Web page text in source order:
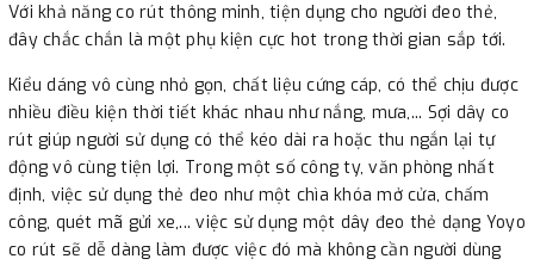
Với khả năng co rút thông minh, tiện dụng cho người đeo thẻ,
đây chắc chắn là một phụ kiện cực hot trong thời gian sắp tới.
Kiểu dáng vô cùng nhỏ gọn, chất liệu cứng cáp, có thể chịu được
nhiều điều kiện thời tiết khác nhau như nắng, mưa,... Sợi dây co
rút giúp người sử dụng có thể kéo dài ra hoặc thu ngắn lại tự
động vô cùng tiện lợi. Trong một số công ty, văn phòng nhất
định, việc sử dụng thẻ đeo như một chìa khóa mở cửa, chấm
công, quét mã gửi xe,... việc sử dụng một dây đeo thẻ dạng Yoyo
co rút sẽ dễ dàng làm được việc đó mà không cần người dùng